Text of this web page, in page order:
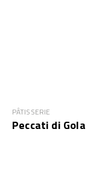
PÂTISSERIE
Peccati di Gola